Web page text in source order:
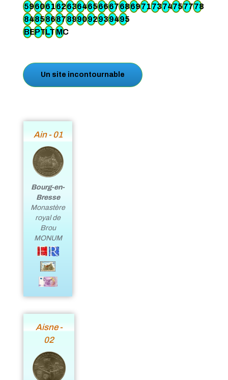
5960616263646566676869717374757778
84858687899092939495
BEPTLTMC
Un site incontournable
Ain - 01
Bourg-en-
Bresse
Monastère
royal de
Brou
MONUM
Aisne -
02